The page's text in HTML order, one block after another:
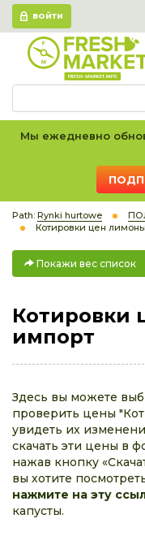
ВОЙТИ
Мы ежедневно
Path: Rynki hurtowe
Котировки цен
Покажи вес список
Котировки
импорт
Здесь вы можете
проверить цены
увидеть их
скачать эти цены в
нажав кнопку
вы хотите
нажмите на эту
капусты.